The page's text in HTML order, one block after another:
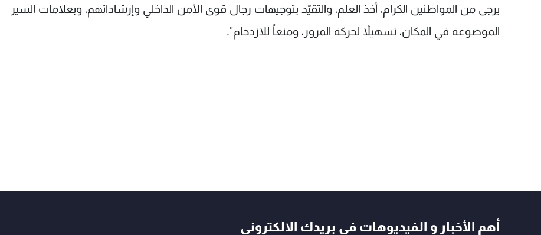
يرجى من المواطنين الكرام، أخذ العلم، والتقيّد بتوجيهات رجال قوى الأمن الداخلي وإرشاداتهم، وبعلامات السير
الموضوعة في المكان، تسهيلاً لحركة المرور، ومنعاً للازدحام".
أهم الأخبار و الفيديوهات في بريدك الالكتروني